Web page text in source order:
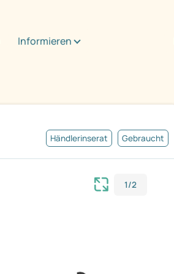
Informieren
Händlerinserat Gebraucht
1/2